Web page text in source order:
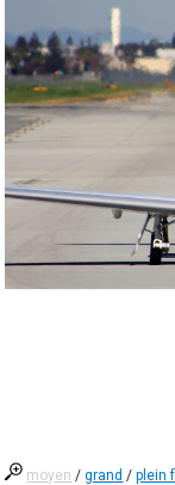
moyen /grand /plein